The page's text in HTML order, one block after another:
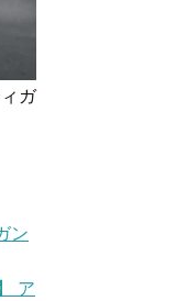
ガ
ン
ア